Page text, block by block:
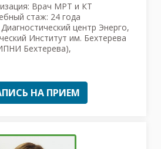
Врач МРТ и КТ
стаж: 24 года
центр Энерго,
Институт им. Бехтерева
Бехтерева),
НА ПРИЕМ